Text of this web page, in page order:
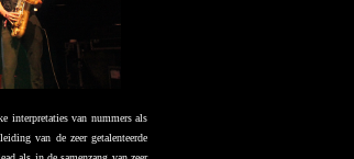
interpretaties van nummers als
van de zeer getalenteerde